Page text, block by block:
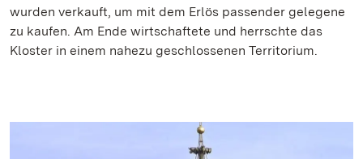
wurden verkauft, um mit dem Erlös passender gelegene
zu kaufen. Am Ende wirtschaftete und herrschte das
Kloster in einem nahezu geschlossenen Territorium.